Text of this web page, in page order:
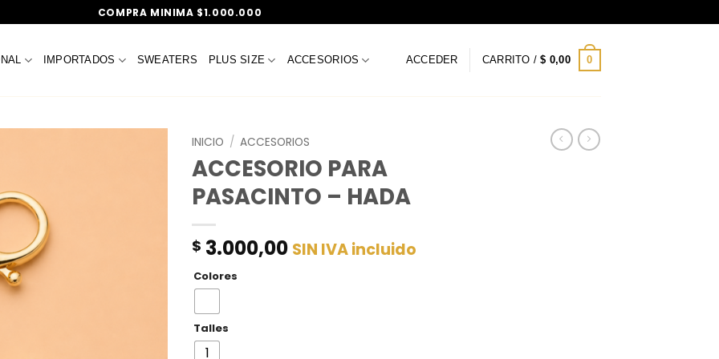
COMPRA MINIMA $1.000.000
IMPORTADOS SWEATERS PLUS SIZE ACCESORIOS ACCEDER CARRITO /$ 0,00 0
INICIO / ACCESORIOS
ACCESORIO PARA
PASACINTO – HADA
$ 3.000,00 SIN IVA incluido
Colores
Talles
1